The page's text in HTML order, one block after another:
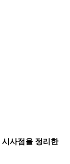
사점을 정리한